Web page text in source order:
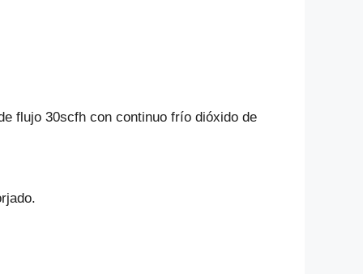
flujo 30scfh con continuo frío dióxido de